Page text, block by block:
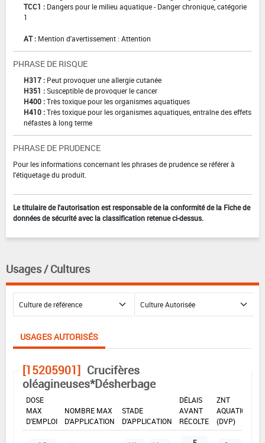
TCC1 : Dangers pour le milieu aquatique - Danger chronique, catégorie
1
AT : Mention d'avertissement : Attention
PHRASE DE RISQUE
H317 : Peut provoquer une allergie cutanée
H351 :Susceptible de provoquer le cancer
H400 :Très toxique pour les organismes aquatiques
H410 :Très toxique pour les organismes aquatiques, entraîne des effets
néfastes à long terme
PHRASE DE PRUDENCE
Pour les informations concernant les phrases de prudence se référer à
l'étiquetage du produit.
Le titulaire de l'autorisation est responsable de la conformité de la Fiche de
données de sécurité avec la classification retenue ci-dessus.
Usages / Cultures
USAGES AUTORISÉS
[15205901] Crucifères
oléagineuses*Désherbage
DOSE
MAX
D'EMPLOI
NOMBRE MAX
D'APPLICATION
STADE
D'APPLICATION
DÉLAIS
AVANT
RÉCOLTE
ZNT
AQUATIQUE
(DVP)